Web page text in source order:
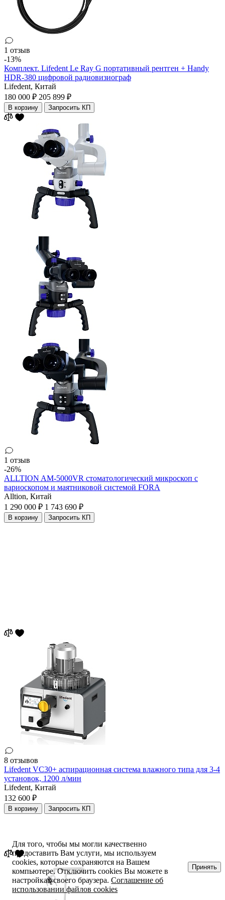
1 отзыв
-13%
Комплект. Lifedent Le Ray G портативный рентген + Handy
HDR-380 цифровой радиовизиограф
Lifedent, Китай
180 000 ₽ 205 899 ₽
В корзину Запросить КП
1 отзыв
-26%
ALLTION AM-5000VR стоматологический микроскоп с
вариоскопом и маятниковой системой FORA
Alltion, Китай
1 290 000 ₽ 1 743 690 ₽
В корзину Запросить КП
8 отзывов
Lifedent VC30+ аспирационная система влажного типа для 3-4
установок, 1200 л/мин
Lifedent, Китай
132 600 ₽
В корзину Запросить КП
Для того, чтобы мы могли качественно
предоставить Вам услуги, мы используем
cookies, которые сохраняются на Вашем
компьютере. Отключить cookies Вы можете в
настройках своего браузера.Соглашение об
использовании файлов cookies
Принять